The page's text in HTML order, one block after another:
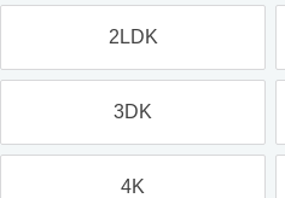
2LDK
3DK
4K